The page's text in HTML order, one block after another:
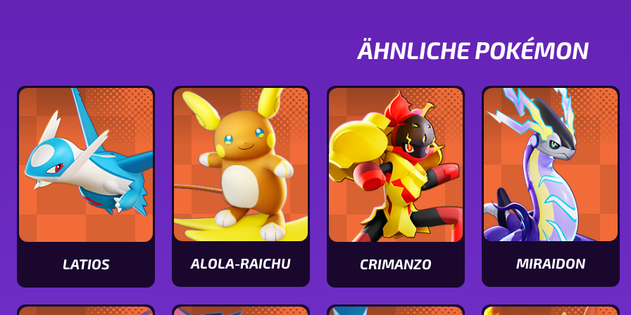
ÄHNLICHE POKÉMON
LATIOS
Statuswerte
von
ALOLA-RAICHU
Statuswerte
von
CRIMANZO
Statuswerte
von
MIRAIDON
Statuswerte
von